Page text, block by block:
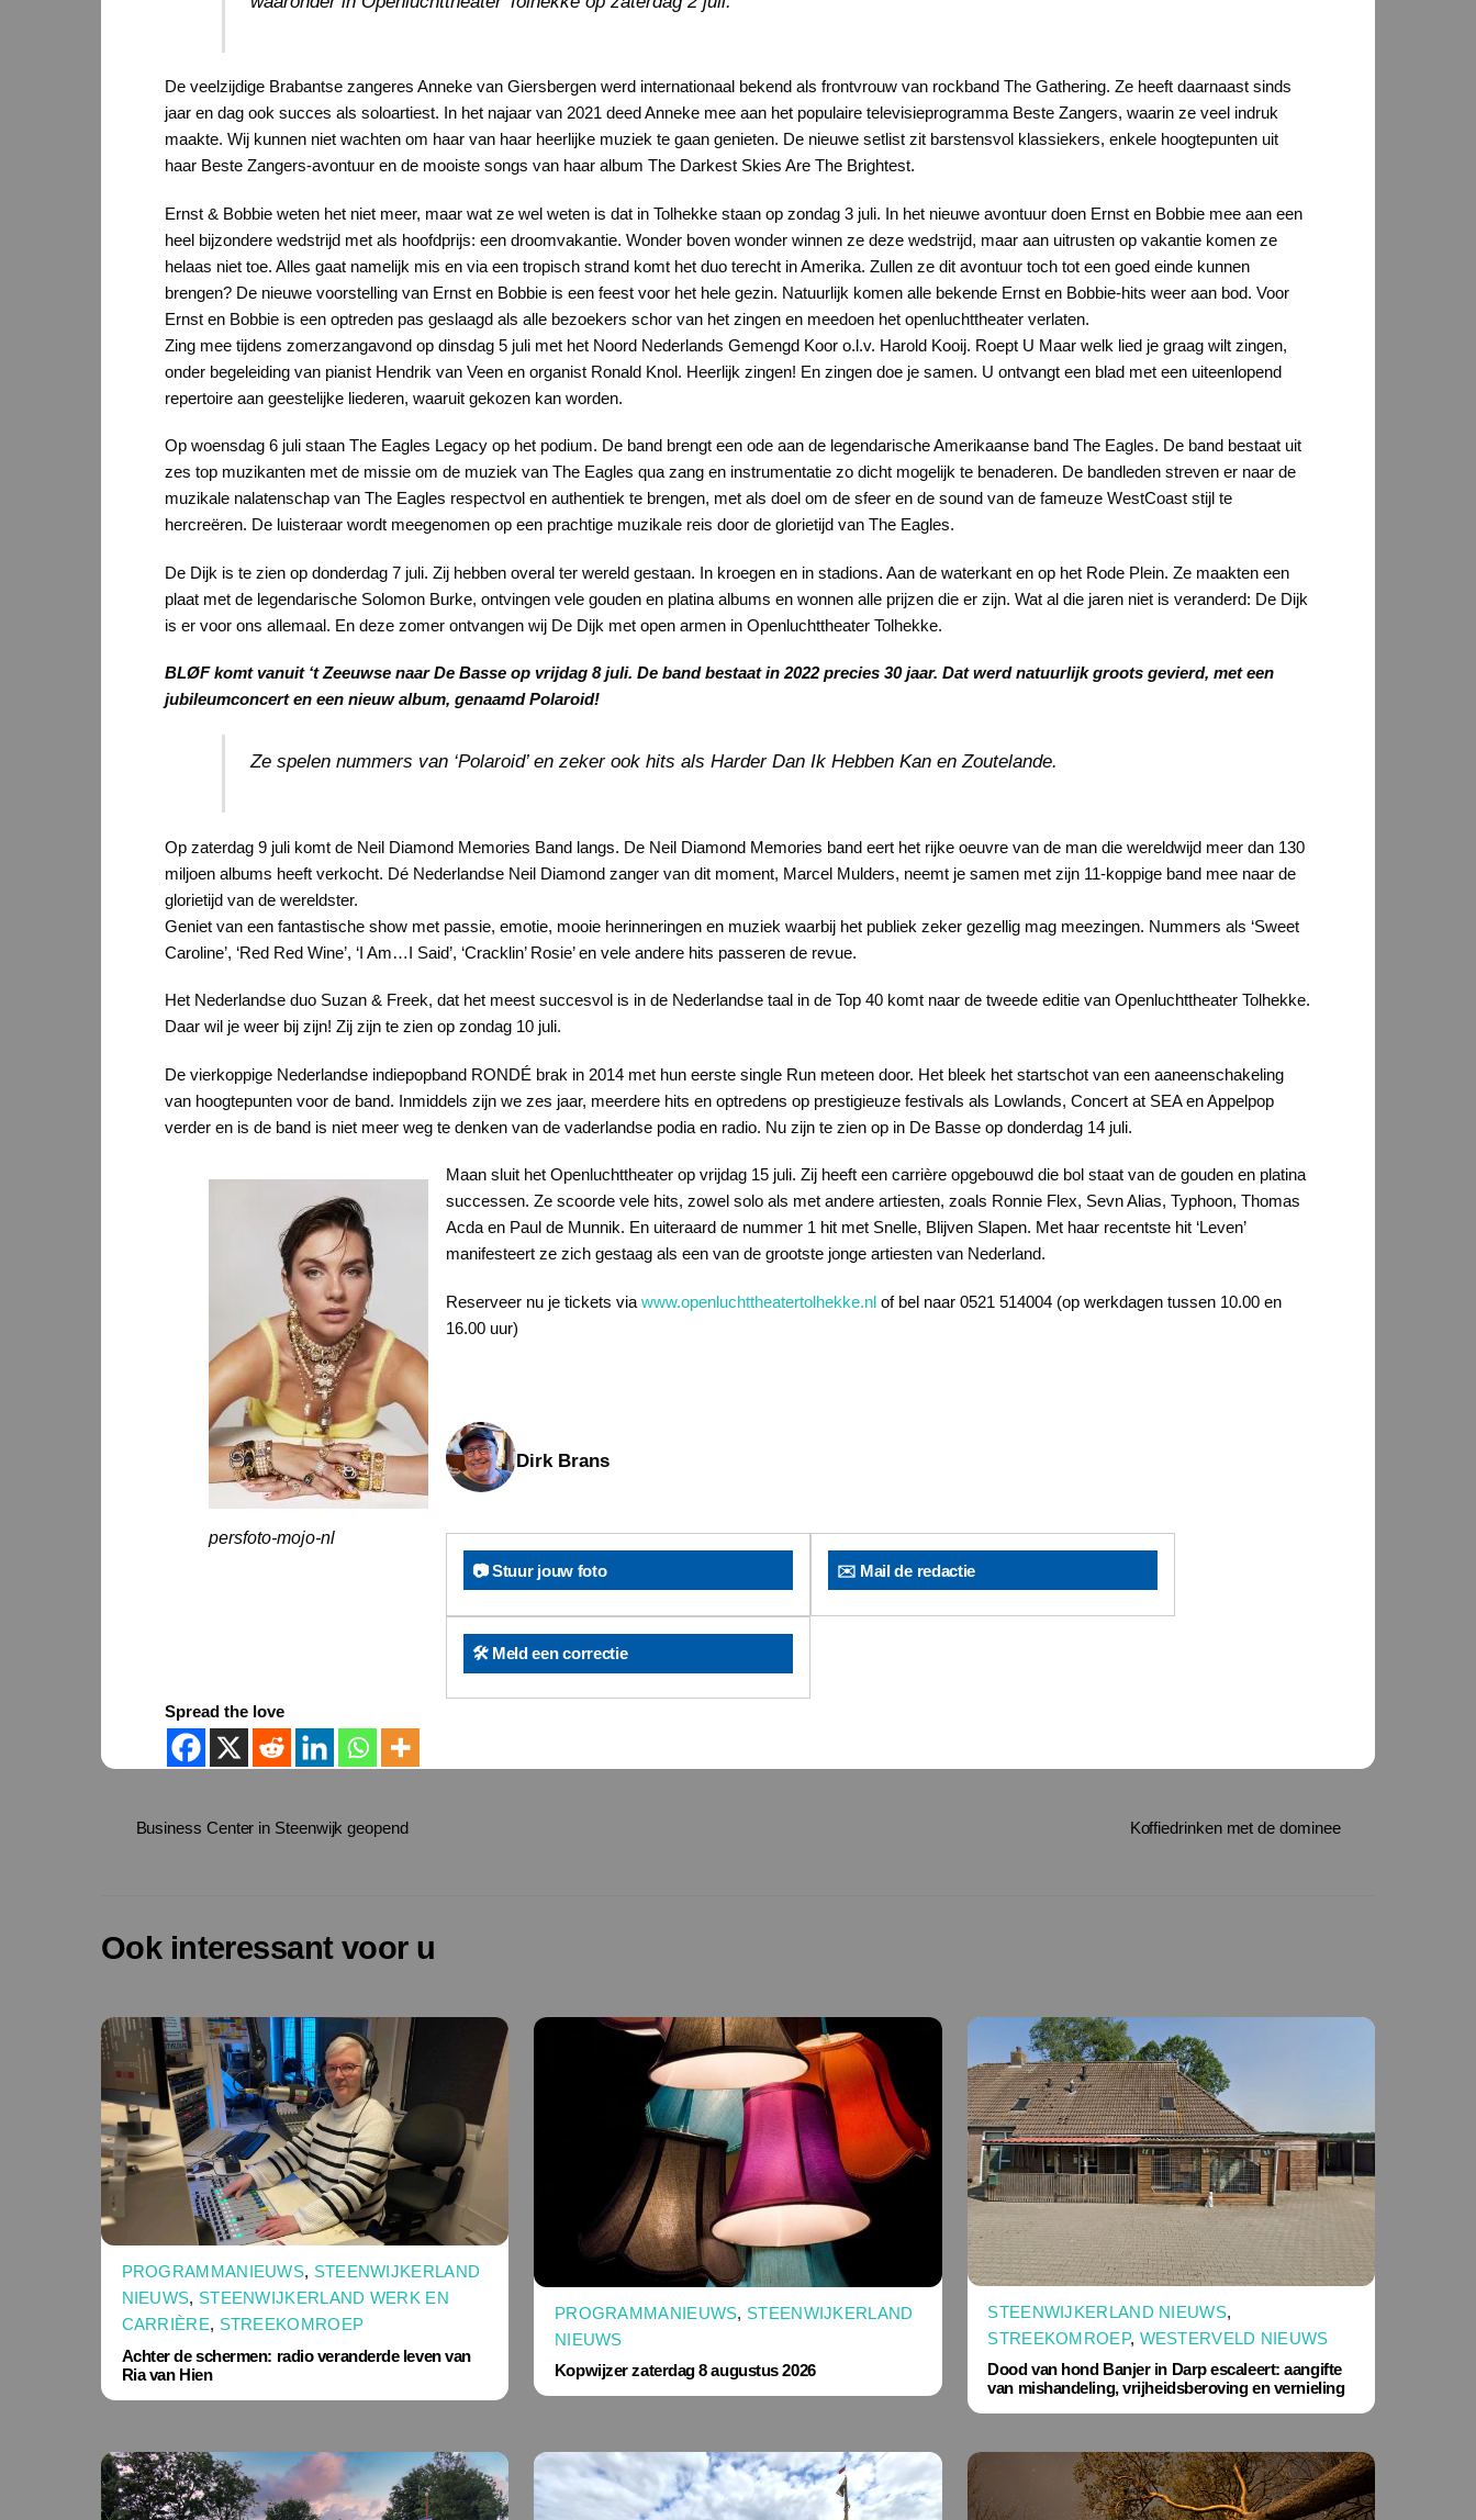
De veelzijdige Brabantse zangeres Anneke van Giersbergen werd internationaal bekend als frontvrouw van rockband The Gathering. Ze heeft daarnaast sinds
jaar en dag ook succes als soloartiest. In het najaar van 2021 deed Anneke mee aan het populaire televisieprogramma Beste Zangers, waarin ze veel indruk
maakte. Wij kunnen niet wachten om haar van haar heerlijke muziek te gaan genieten. De nieuwe setlist zit barstensvol klassiekers, enkele hoogtepunten uit
haar Beste Zangers-avontuur en de mooiste songs van haar album The Darkest Skies Are The Brightest.
Ernst & Bobbie weten het niet meer, maar wat ze wel weten is dat in Tolhekke staan op zondag 3 juli. In het nieuwe avontuur doen Ernst en Bobbie mee aan een
heel bijzondere wedstrijd met als hoofdprijs: een droomvakantie. Wonder boven wonder winnen ze deze wedstrijd, maar aan uitrusten op vakantie komen ze
helaas niet toe. Alles gaat namelijk mis en via een tropisch strand komt het duo terecht in Amerika. Zullen ze dit avontuur toch tot een goed einde kunnen
brengen? De nieuwe voorstelling van Ernst en Bobbie is een feest voor het hele gezin. Natuurlijk komen alle bekende Ernst en Bobbie-hits weer aan bod. Voor
Ernst en Bobbie is een optreden pas geslaagd als alle bezoekers schor van het zingen en meedoen het openluchttheater verlaten.
Zing mee tijdens zomerzangavond op dinsdag 5 juli met het Noord Nederlands Gemengd Koor o.l.v. Harold Kooij. Roept U Maar welk lied je graag wilt zingen,
onder begeleiding van pianist Hendrik van Veen en organist Ronald Knol. Heerlijk zingen! En zingen doe je samen. U ontvangt een blad met een uiteenlopend
repertoire aan geestelijke liederen, waaruit gekozen kan worden.
Op woensdag 6 juli staan The Eagles Legacy op het podium. De band brengt een ode aan de legendarische Amerikaanse band The Eagles. De band bestaat uit
zes top muzikanten met de missie om de muziek van The Eagles qua zang en instrumentatie zo dicht mogelijk te benaderen. De bandleden streven er naar de
muzikale nalatenschap van The Eagles respectvol en authentiek te brengen, met als doel om de sfeer en de sound van de fameuze WestCoast stijl te
hercreëren. De luisteraar wordt meegenomen op een prachtige muzikale reis door de glorietijd van The Eagles.
De Dijk is te zien op donderdag 7 juli. Zij hebben overal ter wereld gestaan. In kroegen en in stadions. Aan de waterkant en op het Rode Plein. Ze maakten een
plaat met de legendarische Solomon Burke, ontvingen vele gouden en platina albums en wonnen alle prijzen die er zijn. Wat al die jaren niet is veranderd: De Dijk
is er voor ons allemaal. En deze zomer ontvangen wij De Dijk met open armen in Openluchttheater Tolhekke.
BLØF komt vanuit ‘t Zeeuwse naar De Basse op vrijdag 8 juli. De band bestaat in 2022 precies 30 jaar. Dat werd natuurlijk groots gevierd, met een
jubileumconcert en een nieuw album, genaamd Polaroid!
Ze spelen nummers van ‘Polaroid’ en zeker ook hits als Harder Dan Ik Hebben Kan en Zoutelande.
Op zaterdag 9 juli komt de Neil Diamond Memories Band langs. De Neil Diamond Memories band eert het rijke oeuvre van de man die wereldwijd meer dan 130
miljoen albums heeft verkocht. Dé Nederlandse Neil Diamond zanger van dit moment, Marcel Mulders, neemt je samen met zijn 11-koppige band mee naar de
glorietijd van de wereldster.
Geniet van een fantastische show met passie, emotie, mooie herinneringen en muziek waarbij het publiek zeker gezellig mag meezingen. Nummers als ‘Sweet
Caroline’, ‘Red Red Wine’, ‘I Am…I Said’, ‘Cracklin’ Rosie’ en vele andere hits passeren de revue.
Het Nederlandse duo Suzan & Freek, dat het meest succesvol is in de Nederlandse taal in de Top 40 komt naar de tweede editie van Openluchttheater Tolhekke.
Daar wil je weer bij zijn! Zij zijn te zien op zondag 10 juli.
De vierkoppige Nederlandse indiepopband RONDÉ brak in 2014 met hun eerste single Run meteen door. Het bleek het startschot van een aaneenschakeling
van hoogtepunten voor de band. Inmiddels zijn we zes jaar, meerdere hits en optredens op prestigieuze festivals als Lowlands, Concert at SEA en Appelpop
verder en is de band is niet meer weg te denken van de vaderlandse podia en radio. Nu zijn te zien op in De Basse op donderdag 14 juli.
persfoto-mojo-nl
Maan sluit het Openluchttheater op vrijdag 15 juli. Zij heeft een carrière opgebouwd die bol staat van de gouden en platina
successen. Ze scoorde vele hits, zowel solo als met andere artiesten, zoals Ronnie Flex, Sevn Alias, Typhoon, Thomas
Acda en Paul de Munnik. En uiteraard de nummer 1 hit met Snelle, Blijven Slapen. Met haar recentste hit ‘Leven’
manifesteert ze zich gestaag als een van de grootste jonge artiesten van Nederland.
Reserveer nu je tickets via www.openluchttheatertolhekke.nl of bel naar 0521 514004 (op werkdagen tussen 10.00 en
16.00 uur)
Dirk Brans
📷 Stuur jouw foto ✉️ Mail de redactie
🛠️ Meld een correctie
Spread the love
Business Center in Steenwijk geopend Koffiedrinken met de dominee
Ook interessant voor u
PROGRAMMANIEUWS, STEENWIJKERLAND
NIEUWS, STEENWIJKERLAND WERK EN
CARRIÈRE, STREEKOMROEP
Achter de schermen: radio veranderde leven van
Ria van Hien
PROGRAMMANIEUWS, STEENWIJKERLAND
NIEUWS
Kopwijzer zaterdag 8 augustus 2026
STEENWIJKERLAND NIEUWS,
STREEKOMROEP, WESTERVELD NIEUWS
Dood van hond Banjer in Darp escaleert: aangifte
van mishandeling, vrijheidsberoving en vernieling